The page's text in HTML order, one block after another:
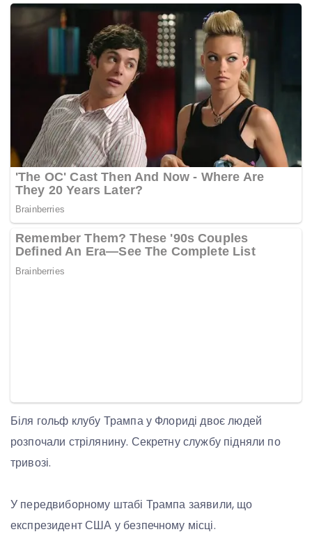
Біля гольф клубу Трампа у Флориді двоє людей
розпочали стрілянину. Секретну службу підняли по
тривозі.
У передвиборному штабі Трампа заявили, що
експрезидент США у безпечному місці.